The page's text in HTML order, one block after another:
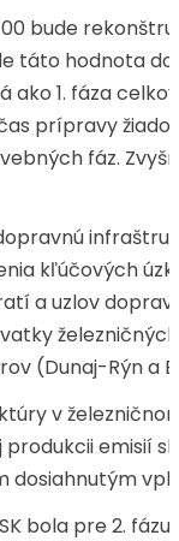
00 bude
táto hodnota
1. fáza
prípravy
fáz.
kľúčových
a uzlov
(Dunaj-Rýn a
v
emisií
dosiahnutým
bola pre 2.